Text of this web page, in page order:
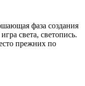
фаза создания
света, светопись.
прежних по